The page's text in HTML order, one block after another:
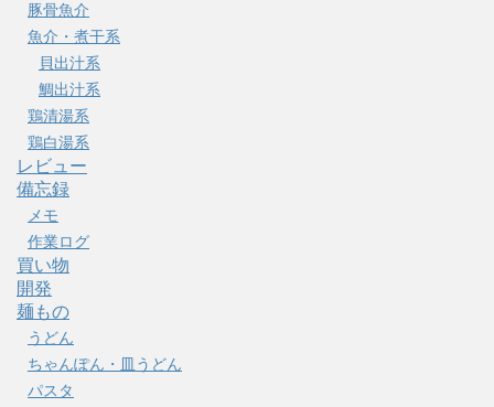
豚骨魚介
魚介・煮干系
貝出汁系
鯛出汁系
鶏清湯系
鶏白湯系
レビュー
備忘録
メモ
作業ログ
買い物
開発
麺もの
うどん
ちゃんぽん・皿うどん
パスタ